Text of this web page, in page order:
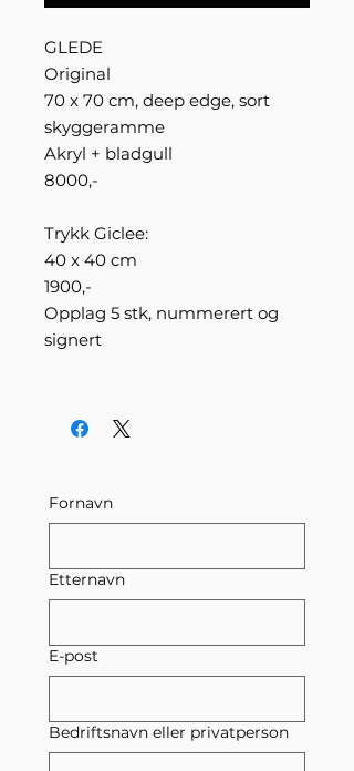
GLEDE
Original
70 x 70 cm, deep edge, sort
skyggeramme
Akryl + bladgull
8000,-
Trykk Giclee:
40 x 40 cm
1900,-
Opplag 5 stk, nummerert og
signert
Fornavn
Etternavn
E-post
Bedriftsnavn eller privatperson